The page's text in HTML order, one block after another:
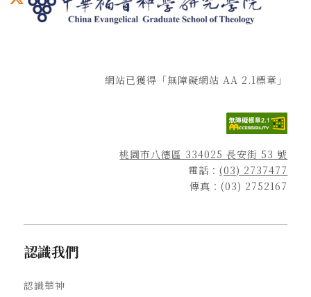
網站已獲得「無障礙網站 AA 2.1標章」
桃園市八德區 334025 長安街 53 號
電話：(03) 2737477
傳真：(03) 2752167
認識我們
認識華神